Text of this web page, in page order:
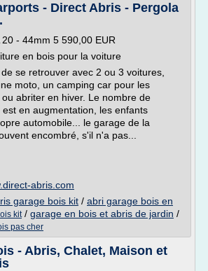
- Direct Abris - Pergola
- 44mm 5 590,00 EUR
en bois pour la voiture
se retrouver avec 2 ou 3 voitures,
moto, un camping car pour les
abriter en hiver. Le nombre de
en augmentation, les enfants
automobile... le garage de la
encombré, s'il n'a pas...
abris.com
garage bois kit / abri garage bois en
kit/ garage en bois et abris de jardin /
pas cher
- Abris, Chalet, Maison et